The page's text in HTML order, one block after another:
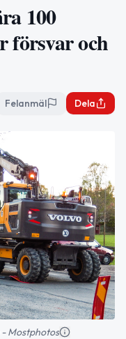
100
försvar och
Felanmäl Dela
Mostphotos